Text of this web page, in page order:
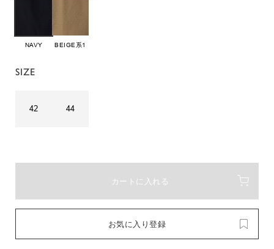
NAVY BEIGE系1
SIZE
42 44
カートに入れる
お気に入り登録